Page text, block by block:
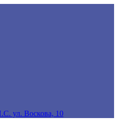
ул. Воскова, 10